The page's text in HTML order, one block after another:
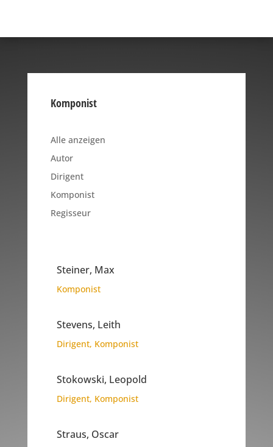
Komponist
Alle anzeigen
Autor
Dirigent
Komponist
Regisseur
Steiner, Max
Komponist
Stevens, Leith
Dirigent, Komponist
Stokowski, Leopold
Dirigent, Komponist
Straus, Oscar